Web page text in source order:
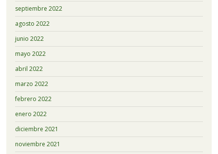
septiembre 2022
agosto 2022
junio 2022
mayo 2022
abril 2022
marzo 2022
febrero 2022
enero 2022
diciembre 2021
noviembre 2021